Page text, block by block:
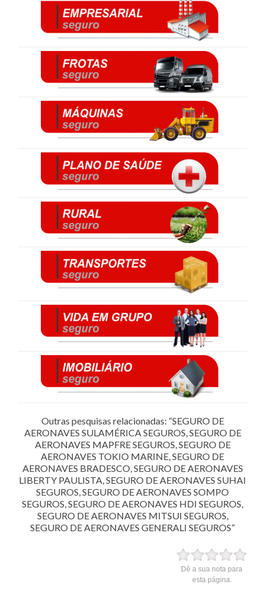
Outras pesquisas relacionadas: “SEGURO DE
AERONAVES SULAMÉRICA SEGUROS, SEGURO DE
AERONAVES MAPFRE SEGUROS, SEGURO DE
AERONAVES TOKIO MARINE, SEGURO DE
AERONAVES BRADESCO, SEGURO DE AERONAVES
LIBERTY PAULISTA, SEGURO DE AERONAVES SUHAI
SEGUROS, SEGURO DE AERONAVES SOMPO
SEGUROS, SEGURO DE AERONAVES HDI SEGUROS,
SEGURO DE AERONAVES MITSUI SEGUROS,
SEGURO DE AERONAVES GENERALI SEGUROS”
Dê a sua nota para
esta página.